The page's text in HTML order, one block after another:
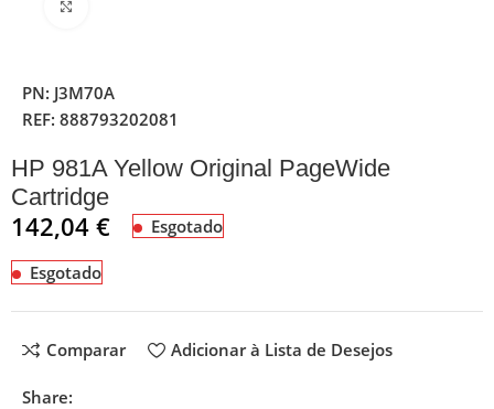
PN: J3M70A
REF:888793202081
HP 981A Yellow Original PageWide
Cartridge
142,04€ Esgotado
Esgotado
Comparar Adicionar à Lista de Desejos
Share: